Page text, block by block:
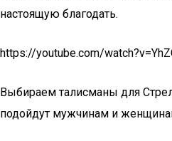
настоящую благодать.
https://youtube.com/
Выбираем талисманы для
подойдут мужчинам и